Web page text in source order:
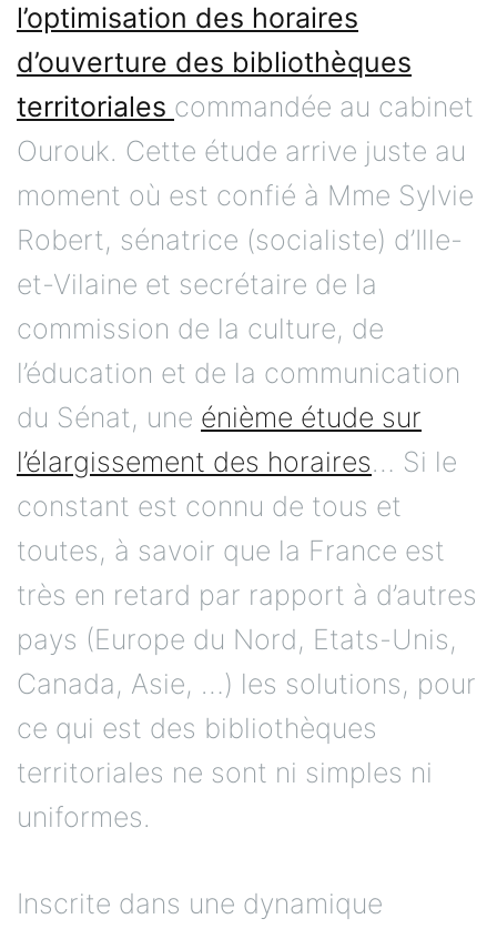
l’optimisation des horaires
d’ouverture des bibliothèques
territoriales commandée au cabinet
Ourouk. Cette étude arrive juste au
moment où est confié à Mme Sylvie
Robert, sénatrice (socialiste) d’Ille-
et-Vilaine et secrétaire de la
commission de la culture, de
l’éducation et de la communication
du Sénat, une énième étude sur
l’élargissement des horaires… Si le
constant est connu de tous et
toutes, à savoir que la France est
très en retard par rapport à d’autres
pays (Europe du Nord, Etats-Unis,
Canada, Asie, …) les solutions, pour
ce qui est des bibliothèques
territoriales ne sont ni simples ni
uniformes.
Inscrite dans une dynamique